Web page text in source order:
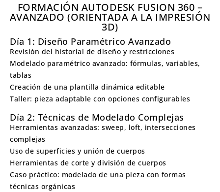
FORMACIÓN AUTODESK FUSION 360 –
AVANZADO (ORIENTADA A LA IMPRESIÓN
3D)
Día 1: Diseño Paramétrico Avanzado
Revisión del historial de diseño y restricciones
Modelado paramétrico avanzado: fórmulas, variables,
tablas
Creación de una plantilla dinámica editable
Taller: pieza adaptable con opciones configurables
Día 2: Técnicas de Modelado Complejas
Herramientas avanzadas: sweep, loft, intersecciones
complejas
Uso de superficies y unión de cuerpos
Herramientas de corte y división de cuerpos
Caso práctico: modelado de una pieza con formas
técnicas orgánicas